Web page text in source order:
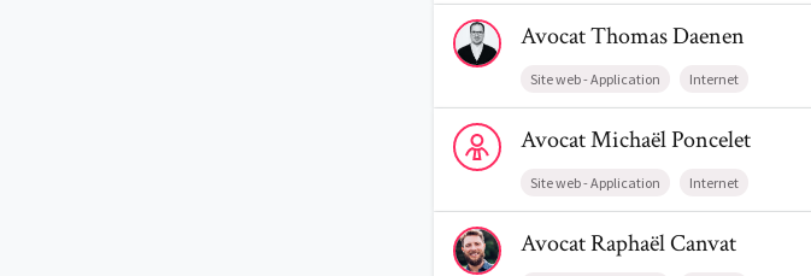
Voir le profil de AvocatThomas Daenen
AvocatThomasDaenen
Site web - Application Internet
Voir le profil de AvocatMichaël Poncelet
AvocatMichaëlPoncelet
Site web - Application Internet
Voir le profil de AvocatRaphaël Canvat
AvocatRaphaëlCanvat